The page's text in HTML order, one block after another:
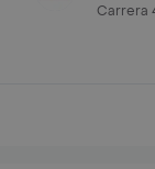
Carrera